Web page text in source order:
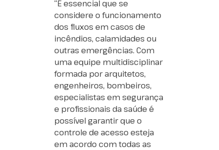
“É essencial que se
considere o funcionamento
dos fluxos em casos de
incêndios, calamidades ou
outras emergências. Com
uma equipe multidisciplinar
formada por arquitetos,
engenheiros, bombeiros,
especialistas em segurança
e profissionais da saúde é
possível garantir que o
controle de acesso esteja
em acordo com todas as